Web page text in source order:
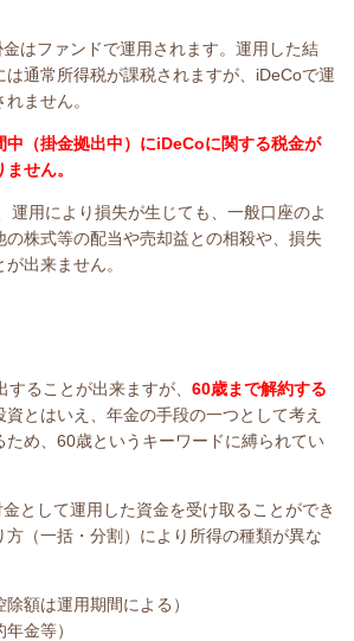
はファンドで運用されます。運用した結
は通常所得税が課税されますが、iDeCoで運
ません。
中（掛金拠出中）にiDeCoに関する税金が
せん。
用により損失が生じても、 一般口座のよ
の株式等の配当や売却益との相殺や、損失
出来ません。
ることが出来ますが、 60歳まで解約する
資とはいえ、年金の手段の一つとして考え
ため、60歳というキーワードに縛られてい
として運用した資金を受け取ることができ
方（一括・分割）により所得の種類が異な
額は運用期間による）
金等）